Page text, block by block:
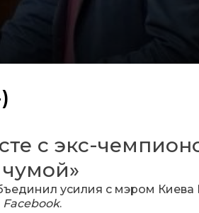
с экс-
усилия с мэром Киева
Facebook.